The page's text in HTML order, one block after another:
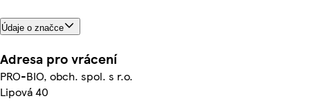
Údaje o značce
Adresa pro vrácení
PRO-BIO, obch. spol. s r.o.
Lipová 40